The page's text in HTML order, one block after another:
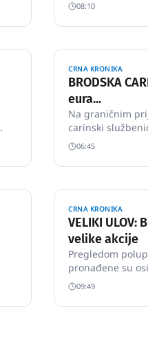
08:10
CRNA KRONIKA
BRODSKA
eura...
Na graničnim prijelazima Bajakovo i Stara Gradiška
carinski
tri pokušaja
06:45
CRNA KRONIKA
VELIKI
velike akcije
Pregledom
pronađene su
uređaja) i 833
4998 kilograma
09:49